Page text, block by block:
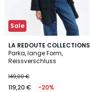
Sale
LA REDOUTE COLLECTIONS
Parka, lange Form,
Reissverschluss
149,00 €
119,20 € -20%